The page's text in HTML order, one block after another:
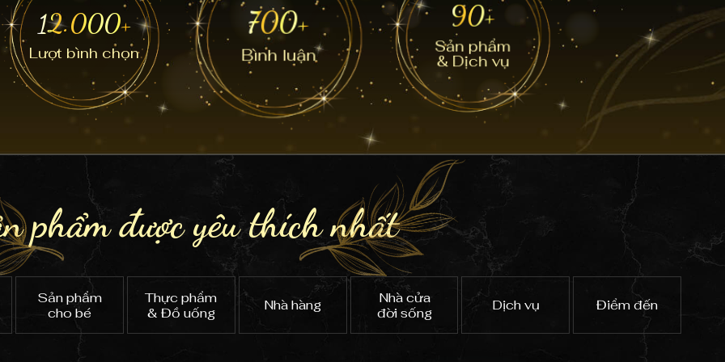
12.000+
Lượt bình chọn
700+
Bình luận
90+
Sản phẩm
& Dịch vụ
phẩmđược yêu thích nhất
Sản phẩm
cho bé
Thực phẩm
& Đồ uống
Nhà hàng
Nhà cửa
đời sống
Dịch vụ Điểm đến